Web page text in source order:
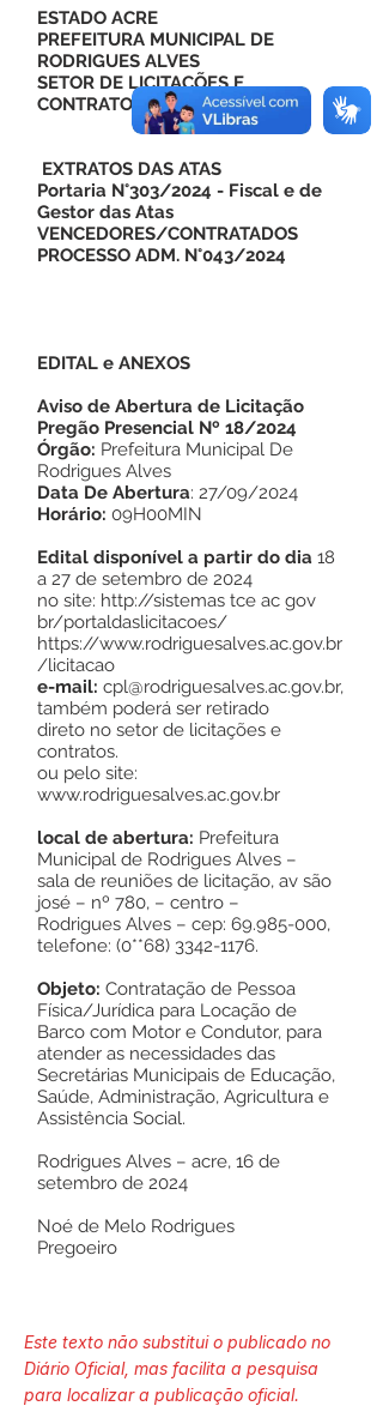
ESTADO ACRE
PREFEITURA MUNICIPAL DE
RODRIGUES ALVES
SETOR DE LICITAÇÕES E
CONTRATOS
EXTRATOS DAS ATAS
Portaria N°303/2024 - Fiscal e de
Gestor das Atas
VENCEDORES/CONTRATADOS
PROCESSO ADM. N°043/2024
EDITAL e ANEXOS
Aviso de Abertura de Licitação
Pregão Presencial Nº 18/2024
Órgão: Prefeitura Municipal De
Rodrigues Alves
Data De Abertura: 27/09/2024
Horário: 09H00MIN
Edital disponível a partir do dia 18
a 27 de setembro de 2024
no site: http://sistemas tce ac gov
br/portaldaslicitacoes/
https://www.rodriguesalves.ac.gov.br
/licitacao
e-mail: cpl@rodriguesalves.ac.gov.br,
também poderá ser retirado
direto no setor de licitações e
contratos.
ou pelo site:
www.rodriguesalves.ac.gov.br
local de abertura: Prefeitura
Municipal de Rodrigues Alves –
sala de reuniões de licitação, av são
josé – nº 780, – centro –
Rodrigues Alves – cep: 69.985-000,
telefone: (0**68) 3342-1176.
Objeto: Contratação de Pessoa
Física/Jurídica para Locação de
Barco com Motor e Condutor, para
atender as necessidades das
Secretárias Municipais de Educação,
Saúde, Administração, Agricultura e
Assistência Social.
Rodrigues Alves – acre, 16 de
setembro de 2024
Noé de Melo Rodrigues
Pregoeiro
Este texto não substitui o publicado no
Diário Oficial, mas facilita a pesquisa
para localizar a publicação oficial.